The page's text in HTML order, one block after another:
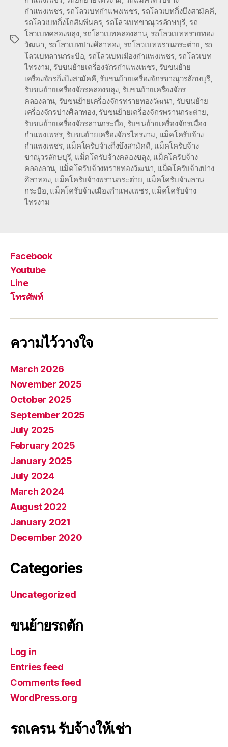
Tags
กำแพงเพชร, รถโลวเบทกำแพงเพชร, รถโลวเบทกิ่งบึงสามัคคี,
รถโลวเบทกิ่งโกสัมพีนคร, รถโลวเบทขาณุวรลักษบุรี, รถ
โลวเบทคลองขลุง, รถโลวเบทคลองลาน, รถโลวเบททรายทอง
วัฒนา, รถโลวเบทปางศิลาทอง, รถโลวเบทพรานกระต่าย, รถ
โลวเบทลานกระบือ, รถโลวเบทเมืองกำแพงเพชร, รถโลวเบท
ไทรงาม, รับขนย้ายเครื่องจักรกำแพงเพชร, รับขนย้าย
เครื่องจักรกิ่งบึงสามัคคี, รับขนย้ายเครื่องจักรขาณุวรลักษบุรี,
รับขนย้ายเครื่องจักรคลองขลุง, รับขนย้ายเครื่องจักร
คลองลาน, รับขนย้ายเครื่องจักรทรายทองวัฒนา, รับขนย้าย
เครื่องจักรปางศิลาทอง, รับขนย้ายเครื่องจักรพรานกระต่าย,
รับขนย้ายเครื่องจักรลานกระบือ, รับขนย้ายเครื่องจักรเมือง
กำแพงเพชร, รับขนย้ายเครื่องจักรไทรงาม, แม็คโครับจ้าง
กำแพงเพชร, แม็คโครับจ้างกิ่งบึงสามัคคี, แม็คโครับจ้าง
ขาณุวรลักษบุรี, แม็คโครับจ้างคลองขลุง, แม็คโครับจ้าง
คลองลาน, แม็คโครับจ้างทรายทองวัฒนา, แม็คโครับจ้างปาง
ศิลาทอง, แม็คโครับจ้างพรานกระต่าย, แม็คโครับจ้างลาน
กระบือ, แม็คโครับจ้างเมืองกำแพงเพชร, แม็คโครับจ้าง
ไทรงาม
Facebook
Youtube
Line
โทรศัพท์
ความไว้วางใจ
March 2026
November 2025
October 2025
September 2025
July 2025
February 2025
January 2025
July 2024
March 2024
August 2022
January 2021
December 2020
Categories
Uncategorized
ขนย้ายรถตัก
Log in
Entries feed
Comments feed
WordPress.org
รถเครน รับจ้างให้เช่า